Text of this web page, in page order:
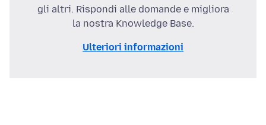
gli altri. Rispondi alle domande e migliora
la nostra Knowledge Base.
Ulteriori informazioni